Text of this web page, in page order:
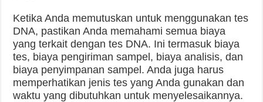
Ketika Anda memutuskan untuk menggunakan tes
DNA, pastikan Anda memahami semua biaya
yang terkait dengan tes DNA. Ini termasuk biaya
tes, biaya pengiriman sampel, biaya analisis, dan
biaya penyimpanan sampel. Anda juga harus
memperhatikan jenis tes yang Anda gunakan dan
waktu yang dibutuhkan untuk menyelesaikannya.